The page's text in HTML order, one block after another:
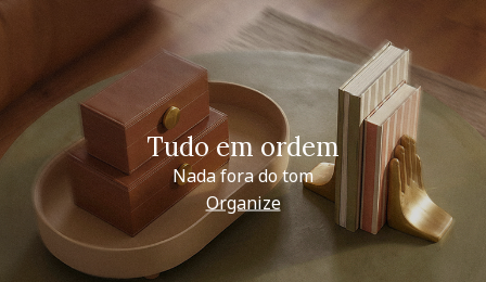
Tudo em ordem
Nada fora do tom
Organize